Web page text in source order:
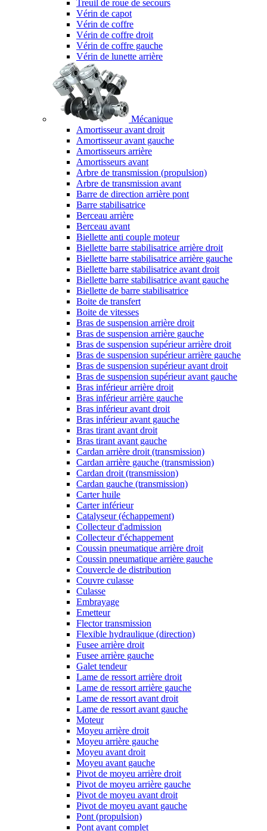
Treuil de roue de secours
Vérin de capot
Vérin de coffre
Vérin de coffre droit
Vérin de coffre gauche
Vérin de lunette arrière
Mécanique
Amortisseur avant droit
Amortisseur avant gauche
Amortisseurs arrière
Amortisseurs avant
Arbre de transmission (propulsion)
Arbre de transmission avant
Barre de direction arrière pont
Barre stabilisatrice
Berceau arrière
Berceau avant
Biellette anti couple moteur
Biellette barre stabilisatrice arrière droit
Biellette barre stabilisatrice arrière gauche
Biellette barre stabilisatrice avant droit
Biellette barre stabilisatrice avant gauche
Biellette de barre stabilisatrice
Boite de transfert
Boite de vitesses
Bras de suspension arrière droit
Bras de suspension arrière gauche
Bras de suspension supérieur arrière droit
Bras de suspension supérieur arrière gauche
Bras de suspension supérieur avant droit
Bras de suspension supérieur avant gauche
Bras inférieur arrière droit
Bras inférieur arrière gauche
Bras inférieur avant droit
Bras inférieur avant gauche
Bras tirant avant droit
Bras tirant avant gauche
Cardan arrière droit (transmission)
Cardan arrière gauche (transmission)
Cardan droit (transmission)
Cardan gauche (transmission)
Carter huile
Carter inférieur
Catalyseur (échappement)
Collecteur d'admission
Collecteur d'échappement
Coussin pneumatique arrière droit
Coussin pneumatique arrière gauche
Couvercle de distribution
Couvre culasse
Culasse
Embrayage
Emetteur
Flector transmission
Flexible hydraulique (direction)
Fusee arrière droit
Fusee arrière gauche
Galet tendeur
Lame de ressort arrière droit
Lame de ressort arrière gauche
Lame de ressort avant droit
Lame de ressort avant gauche
Moteur
Moyeu arrière droit
Moyeu arrière gauche
Moyeu avant droit
Moyeu avant gauche
Pivot de moyeu arrière droit
Pivot de moyeu arrière gauche
Pivot de moyeu avant droit
Pivot de moyeu avant gauche
Pont (propulsion)
Pont avant complet